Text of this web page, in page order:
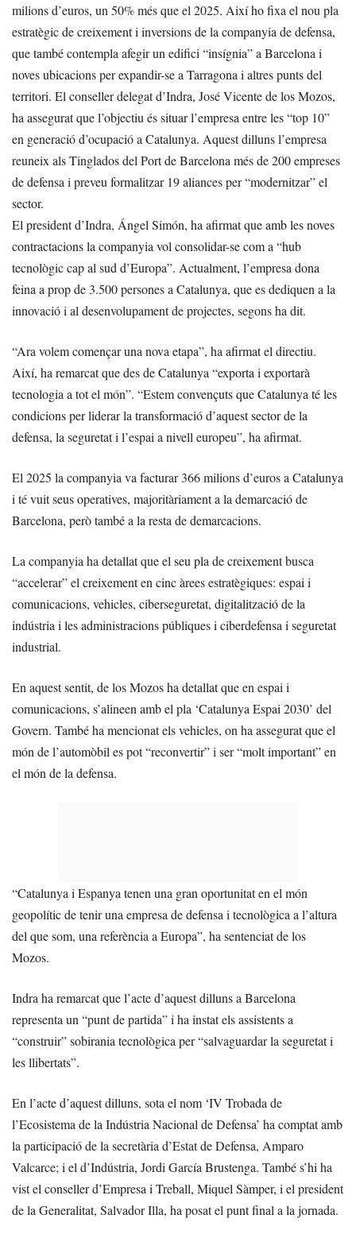
milions d’euros, un 50% més que el 2025. Així ho fixa el nou pla
estratègic de creixement i inversions de la companyia de defensa,
que també contempla afegir un edifici “insígnia” a Barcelona i
noves ubicacions per expandir-se a Tarragona i altres punts del
territori. El conseller delegat d’Indra, José Vicente de los Mozos,
ha assegurat que l’objectiu és situar l’empresa entre les “top 10”
en generació d’ocupació a Catalunya. Aquest dilluns l’empresa
reuneix als Tinglados del Port de Barcelona més de 200 empreses
de defensa i preveu formalitzar 19 aliances per “modernitzar” el
sector.
El president d’Indra, Ángel Simón, ha afirmat que amb les noves
contractacions la companyia vol consolidar-se com a “hub
tecnològic cap al sud d’Europa”. Actualment, l’empresa dona
feina a prop de 3.500 persones a Catalunya, que es dediquen a la
innovació i al desenvolupament de projectes, segons ha dit.
“Ara volem començar una nova etapa”, ha afirmat el directiu.
Així, ha remarcat que des de Catalunya “exporta i exportarà
tecnologia a tot el món”. “Estem convençuts que Catalunya té les
condicions per liderar la transformació d’aquest sector de la
defensa, la seguretat i l’espai a nivell europeu”, ha afirmat.
El 2025 la companyia va facturar 366 milions d’euros a Catalunya
i té vuit seus operatives, majoritàriament a la demarcació de
Barcelona, però també a la resta de demarcacions.
La companyia ha detallat que el seu pla de creixement busca
“accelerar” el creixement en cinc àrees estratègiques: espai i
comunicacions, vehicles, ciberseguretat, digitalització de la
indústria i les administracions públiques i ciberdefensa i seguretat
industrial.
En aquest sentit, de los Mozos ha detallat que en espai i
comunicacions, s’alineen amb el pla ‘Catalunya Espai 2030’ del
Govern. També ha mencionat els vehicles, on ha assegurat que el
món de l’automòbil es pot “reconvertir” i ser “molt important” en
el món de la defensa.
“Catalunya i Espanya tenen una gran oportunitat en el món
geopolític de tenir una empresa de defensa i tecnològica a l’altura
del que som, una referència a Europa”, ha sentenciat de los
Mozos.
Indra ha remarcat que l’acte d’aquest dilluns a Barcelona
representa un “punt de partida” i ha instat els assistents a
“construir” sobirania tecnològica per “salvaguardar la seguretat i
les llibertats”.
En l’acte d’aquest dilluns, sota el nom ‘IV Trobada de
l’Ecosistema de la Indústria Nacional de Defensa’ ha comptat amb
la participació de la secretària d’Estat de Defensa, Amparo
Valcarce; i el d’Indústria, Jordi García Brustenga. També s’hi ha
vist el conseller d’Empresa i Treball, Miquel Sàmper, i el president
de la Generalitat, Salvador Illa, ha posat el punt final a la jornada.